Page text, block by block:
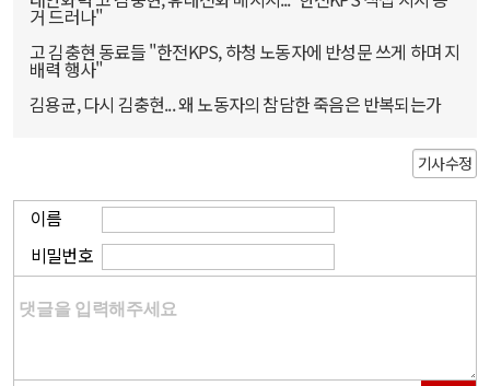
거 드러나"
고 김충현 동료들 "한전KPS, 하청 노동자에 반성문 쓰게 하며 지
배력 행사"
김용균, 다시 김충현... 왜 노동자의 참담한 죽음은 반복되는가
기사수정
이름
비밀번호